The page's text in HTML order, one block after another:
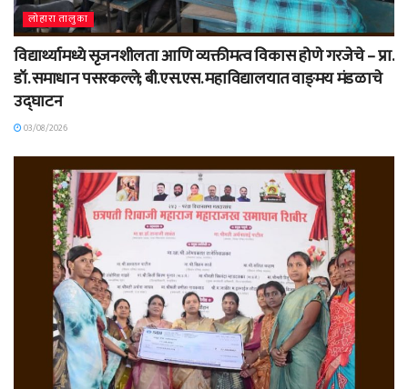
लोहारा तालुका
विद्यार्थ्यामध्ये सृजनशीलता आणि व्यक्तीमत्व विकास होणे गरजेचे – प्रा.
डॉ. समाधान पसरकल्ले; बी.एस.एस. महाविद्यालयात वाङ्‌मय मंडळाचे
उद्घाटन
03/08/2026